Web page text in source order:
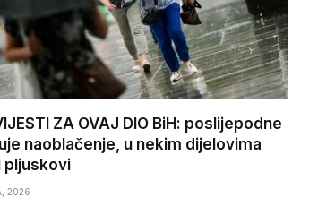
ZA OVAJ DIO BiH: poslijepodne
naoblačenje, u nekim dijelovima
pljuskovi
2026